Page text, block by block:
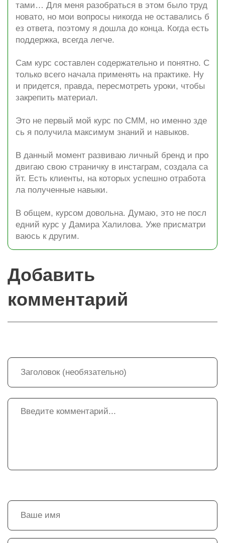
тами… Для меня разобраться в этом было труд
новато, но мои вопросы никогда не оставались б
ез ответа, поэтому я дошла до конца. Когда есть
поддержка, всегда легче.
Сам курс составлен содержательно и понятно. С
только всего начала применять на практике. Ну
и придется, правда, пересмотреть уроки, чтобы
закрепить материал.
Это не первый мой курс по СММ, но именно зде
сь я получила максимум знаний и навыков.
В данный момент развиваю личный бренд и про
двигаю свою страничку в инстаграм, создала са
йт. Есть клиенты, на которых успешно отработа
ла полученные навыки.
В общем, курсом довольна. Думаю, это не посл
едний курс у Дамира Халилова. Уже присматри
ваюсь к другим.
Добавить
комментарий